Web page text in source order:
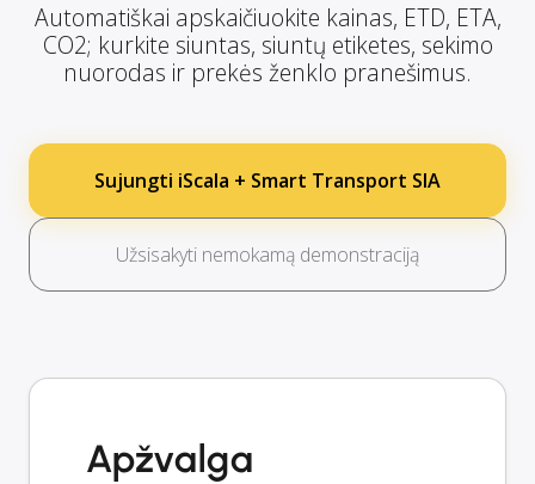
Automatiškai apskaičiuokite kainas, ETD, ETA,
CO2; kurkite siuntas, siuntų etiketes, sekimo
nuorodas ir prekės ženklo pranešimus.
Sujungti iScala + Smart Transport SIA
Užsisakyti nemokamą demonstraciją
Apžvalga